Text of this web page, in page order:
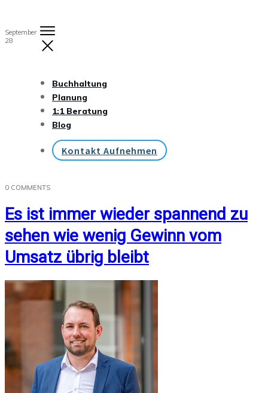
Buchhaltung
Planung
1:1 Beratung
Blog
Kontakt Aufnehmen
September
28
0 COMMENTS
Es ist immer wieder spannend zu
sehen wie wenig Gewinn vom
Umsatz übrig bleibt